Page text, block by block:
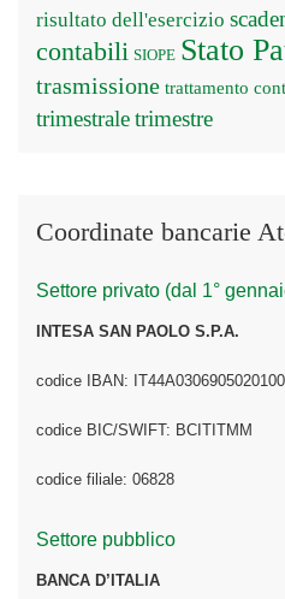
risultato dell'esercizio
contabili SIOPE Stato
trasmissione trattamento
trimestraletrimestre
Coordinate bancarie
Settore privato (dal 1°
INTESA SAN PAOLO S.P.A.
codice IBAN:
codice BIC/SWIFT: BCITITMM
codice filiale: 06828
Settore pubblico
BANCA D’ITALIA